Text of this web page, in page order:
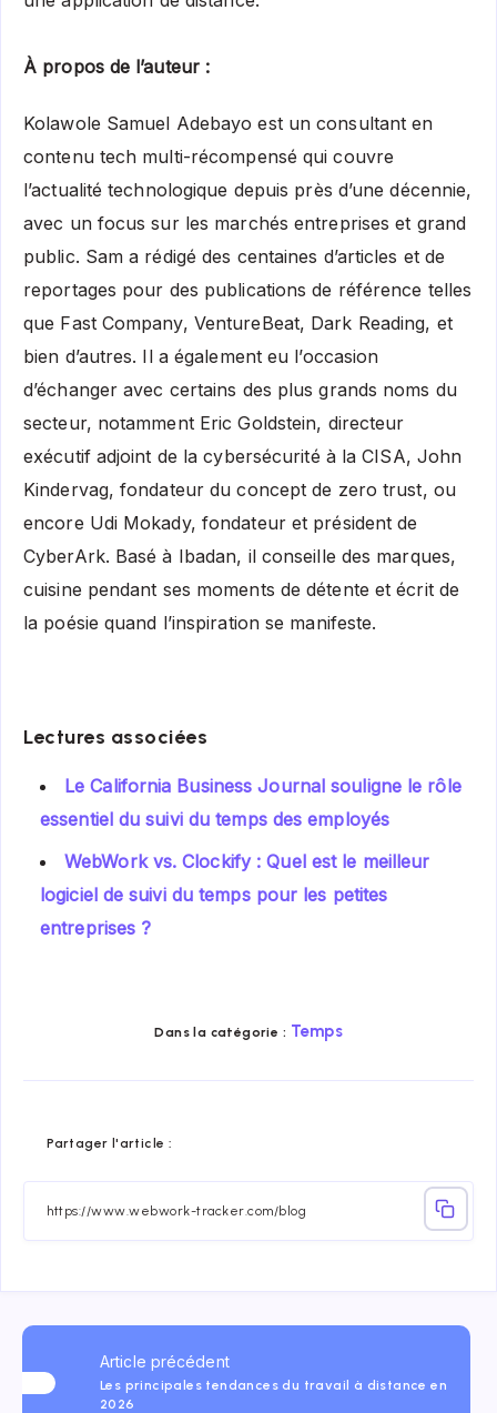
À propos de l’auteur :
Kolawole Samuel Adebayo est un consultant en
contenu tech multi-récompensé qui couvre
l’actualité technologique depuis près d’une décennie,
avec un focus sur les marchés entreprises et grand
public. Sam a rédigé des centaines d’articles et de
reportages pour des publications de référence telles
que Fast Company, VentureBeat, Dark Reading, et
bien d’autres. Il a également eu l’occasion
d’échanger avec certains des plus grands noms du
secteur, notamment Eric Goldstein, directeur
exécutif adjoint de la cybersécurité à la CISA, John
Kindervag, fondateur du concept de zero trust, ou
encore Udi Mokady, fondateur et président de
CyberArk. Basé à Ibadan, il conseille des marques,
cuisine pendant ses moments de détente et écrit de
la poésie quand l’inspiration se manifeste.
Lectures associées
Le California Business Journal souligne le rôle
essentiel du suivi du temps des employés
WebWork vs. Clockify : Quel est le meilleur
logiciel de suivi du temps pour les petites
entreprises ?
Dans la catégorie : Temps
Partager l'article :
Article précédent
Les principales tendances du travail à distance en
2026